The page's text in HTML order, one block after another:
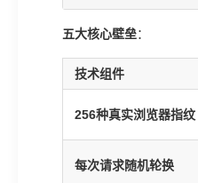
五大核心壁垒：
技术组件
256种真实浏览器指纹
每次请求随机轮换